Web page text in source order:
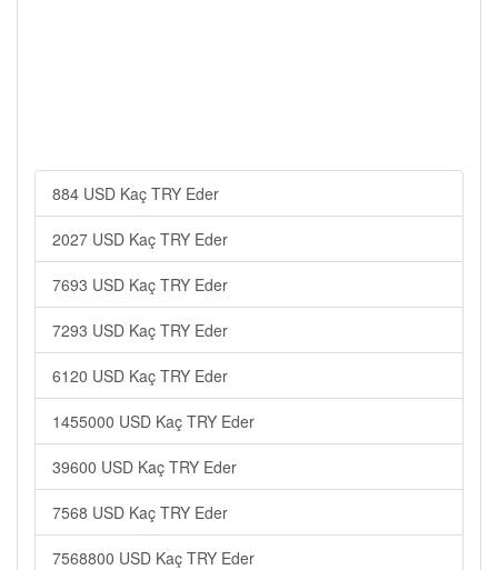
884 USD Kaç TRY Eder
2027 USD Kaç TRY Eder
7693 USD Kaç TRY Eder
7293 USD Kaç TRY Eder
6120 USD Kaç TRY Eder
1455000 USD Kaç TRY Eder
39600 USD Kaç TRY Eder
7568 USD Kaç TRY Eder
7568800 USD Kaç TRY Eder